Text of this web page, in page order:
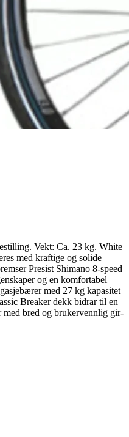
Vekt: Ca. 23 kg. White
med kraftige og solide
Presist Shimano 8-speed
og en komfortabel
med 27 kg kapasitet
Breaker dekk bidrar til en
med bred og brukervennlig gir-